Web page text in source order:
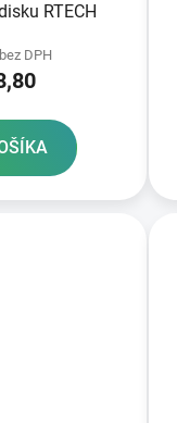
RTECH
DPH